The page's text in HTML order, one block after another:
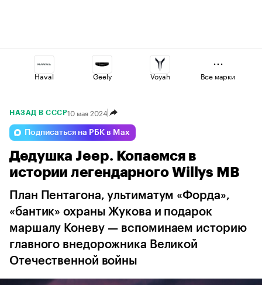
Haval Geely Voyah
Volga Jaecoo
Lada Changan Omoda
Все марки
НАЗАД В СССР10 мая 2024
Подписаться на РБК в Max
Дедушка Jeep. Копаемся в
истории легендарного Willys MB
План Пентагона, ультиматум «Форда»,
«бантик» охраны Жукова и подарок
маршалу Коневу — вспоминаем историю
главного внедорожника Великой
Отечественной войны